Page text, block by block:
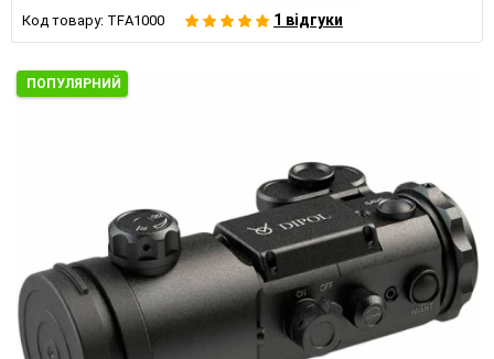
Код товару: ТFА1000 1 відгуки
ПОПУЛЯРНИЙ